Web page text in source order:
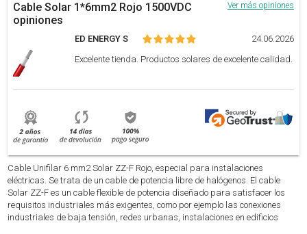
Cable Solar 1*6mm2 Rojo 1500VDC
opiniones
Ver más opiniones
ED ENERGY S
24.06.2026
Excelente tienda. Productos solares de excelente calidad.
Cable Unifilar 6 mm2 Solar ZZ-F Rojo, especial para instalaciones
eléctricas. Se trata de un cable de potencia libre de halógenos. El cable
Solar ZZ-F es un cable flexible de potencia diseñado para satisfacer los
requisitos industriales más exigentes, como por ejemplo las conexiones
industriales de baja tensión, redes urbanas, instalaciones en edificios